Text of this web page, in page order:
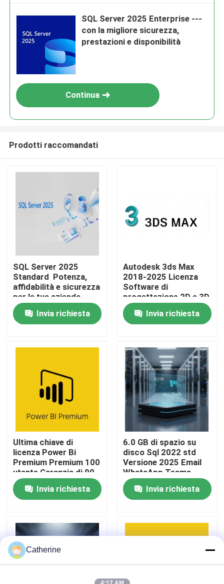
Casa.
Prodotti
Su di noi
Controllo della qualità
Contattaci
Notizie
Office 2024 Key Acquista
più professionale dell'ufficio 2021
SQL Server 2025 Enterprise ---
con la migliore sicurezza,
prestazioni e disponibilità
Continua
Prodotti raccomandati
SQL Server 2025
Standard ️ Potenza,
affidabilità e sicurezza
per la tua azienda
Invia richiesta
Autodesk 3ds Max
2018-2025 Licenza
Software di
progettazione 2D e 3D
Tipo Conto vincolante
Associazione Validità
1 anno
Invia richiesta
Ultima chiave di
licenza Power Bi
Premium Premium 100
utente Garanzia di 90
giorni
Invia richiesta
6.0 GB di spazio su
disco Sql 2022 std
Versione 2025 Email
WhatsApp Teams
Soluzione di database
scalabile per le
imprese
Invia richiesta
Catherine